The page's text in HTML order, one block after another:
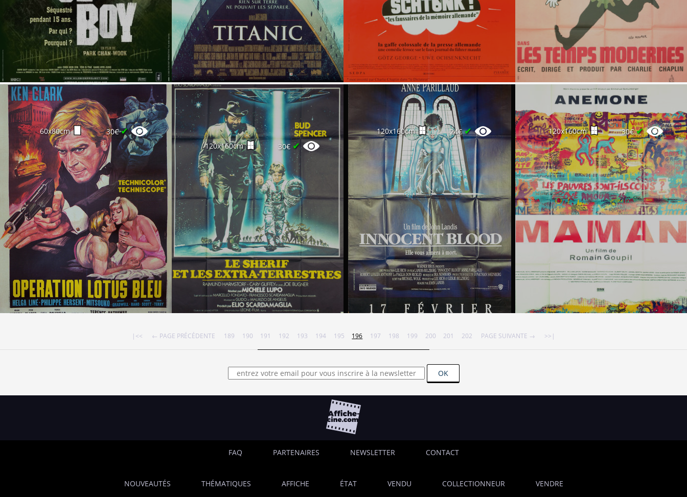
60x80cm 30€✔
120x160cm 30€ ✔
120x160cm 24€✔ 120x160cm 30€✔
|<< ← PAGE PRÉCÉDENTE 189 190 191 192 193 194 195 196 197 198 199 200 201 202 PAGE SUIVANTE → >>|
OK
FAQ PARTENAIRES NEWSLETTER CONTACT
NOUVEAUTÉS THÉMATIQUES AFFICHE ÉTAT VENDU COLLECTIONNEUR VENDRE